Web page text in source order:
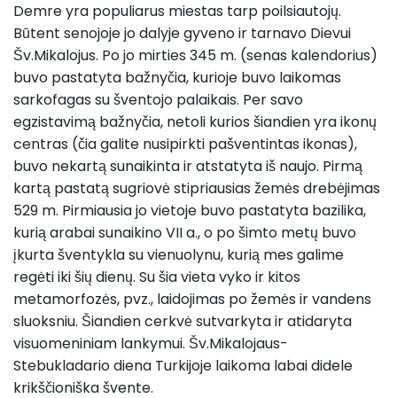
Demre yra populiarus miestas tarp poilsiautojų.
Būtent senojoje jo dalyje gyveno ir tarnavo Dievui
Šv.Mikalojus. Po jo mirties 345 m. (senas kalendorius)
buvo pastatyta bažnyčia, kurioje buvo laikomas
sarkofagas su šventojo palaikais. Per savo
egzistavimą bažnyčia, netoli kurios šiandien yra ikonų
centras (čia galite nusipirkti pašventintas ikonas),
buvo nekartą sunaikinta ir atstatyta iš naujo. Pirmą
kartą pastatą sugriovė stipriausias žemės drebėjimas
529 m. Pirmiausia jo vietoje buvo pastatyta bazilika,
kurią arabai sunaikino VII a., o po šimto metų buvo
įkurta šventykla su vienuolynu, kurią mes galime
regėti iki šių dienų. Su šia vieta vyko ir kitos
metamorfozės, pvz., laidojimas po žemės ir vandens
sluoksniu. Šiandien cerkvė sutvarkyta ir atidaryta
visuomeniniam lankymui. Šv.Mikalojaus-
Stebukladario diena Turkijoje laikoma labai didele
krikščioniška švente.